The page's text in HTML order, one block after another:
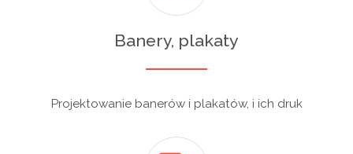
Banery, plakaty
Projektowanie banerów i plakatów, i ich druk